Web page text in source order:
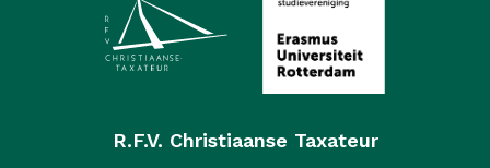
R.F.V. Christiaanse Taxateur